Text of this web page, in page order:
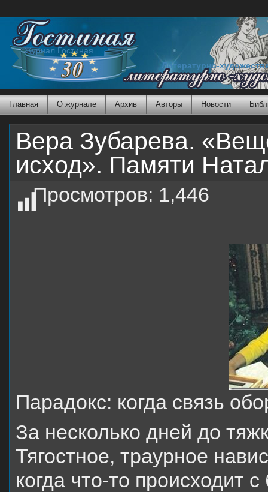
Журнал Гостиная
Литературно-
Главная О журнале Архив Авторы Новости
Вера Зубарева.
исход». Памяти
Просмотров: 1,446
Парадокс: когда связь
За несколько дней до
Тягостное, траурное
когда что-то происходит